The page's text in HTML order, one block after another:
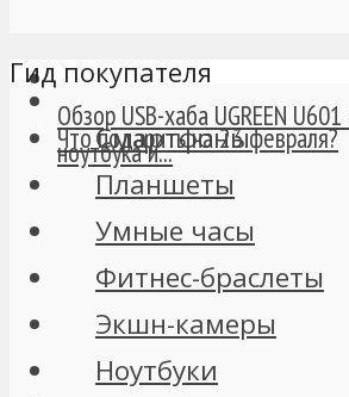
Что подарить на 23 февраля?
Обзор USB-хаба UGREEN
ноутбука и...
Гид покупателя
Смартфоны
Планшеты
Умные часы
Фитнес-браслеты
Экшн-камеры
Ноутбуки